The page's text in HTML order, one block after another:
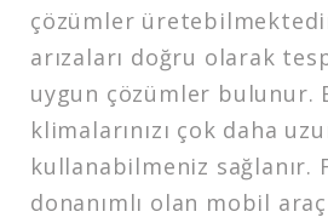
çözümler
arızaları doğru olarak
uygun çözümler bulunur.
klimalarınızı çok daha
kullanabilmeniz sağlanır.
donanımlı olan mobil